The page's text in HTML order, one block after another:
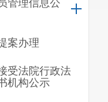
管理信息公
案办理
受法院行政法
机构公示